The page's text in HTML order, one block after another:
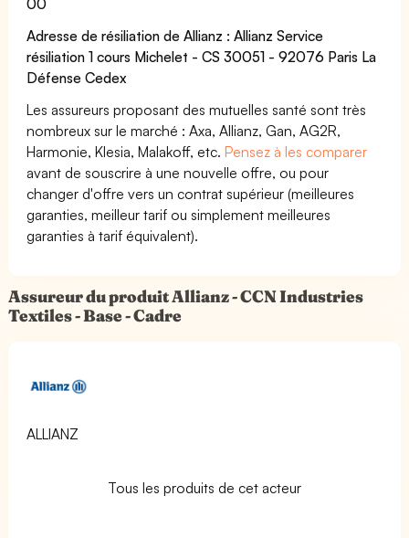
Adresse de résiliation de Allianz : Allianz Service
résiliation 1 cours Michelet - CS 30051 - 92076 Paris La
Défense Cedex
Les assureurs proposant des mutuelles santé sont très
nombreux sur le marché : Axa, Allianz, Gan, AG2R,
Harmonie, Klesia, Malakoff, etc.Pensez à les comparer
avant de souscrire à une nouvelle offre, ou pour
changer d'offre vers un contrat supérieur (meilleures
garanties, meilleur tarif ou simplement meilleures
garanties à tarif équivalent).
Assureur du produit Allianz - CCN Industries
Textiles - Base - Cadre
ALLIANZ
Tous les produits de cet acteur